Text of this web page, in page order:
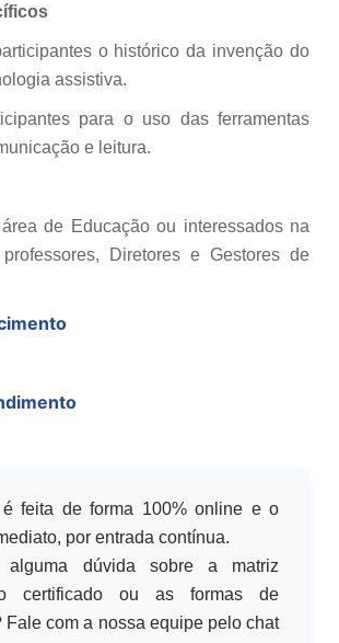
o histórico da invenção do
assistiva.
para o uso das ferramentas
e leitura.
de Educação ou interessados na
Diretores e Gestores de
é feita de forma 100% online e o
por entrada contínua.
alguma dúvida sobre a matriz
certificado ou as formas de
Fale com a nossa equipe pelo chat